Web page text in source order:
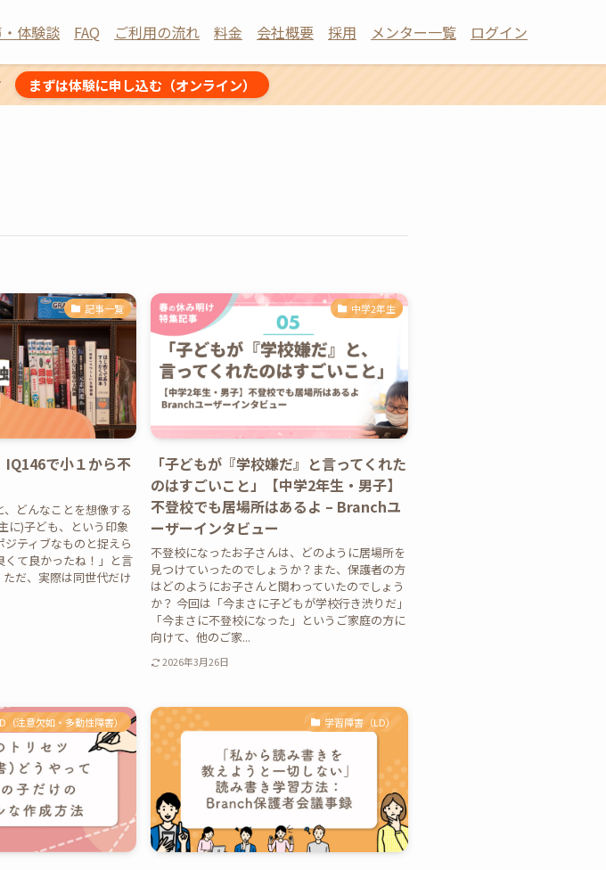
体験談 FAQ ご利用の流れ 料金 会社概要 採用 メンター一覧 ログイン
まずは体験に申し込む（オンライン）
記事一覧
IQ146で小１から不
、どんなことを想像する
に)子ども、という印象
ティブなものと捉えら
くて良かったね！」と言
だ、実際は同世代だけ
中学2年生
「子どもが『学校嫌だ』と言ってくれた
のはすごいこと」【中学2年生・男子】
不登校でも居場所はあるよ – Branchユ
ーザーインタビュー
不登校になったお子さんは、どのように居場所を
見つけていったのでしょうか？また、保護者の方
はどのようにお子さんと関わっていたのでしょう
か？ 今回は「今まさに子どもが学校行き渋りだ」
「今まさに不登校になった」というご家庭の方に
向けて、他のご家...
2026年3月26日
（注意欠如・多動性障害） 学習障害（LD）